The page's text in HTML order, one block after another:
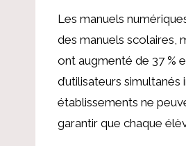
Les manuels
des manuels scolaires,
ont augmenté de 37 %
d’utilisateurs
établissements ne
garantir que chaque